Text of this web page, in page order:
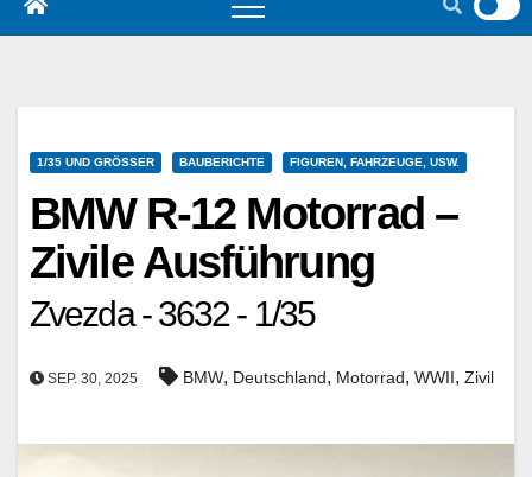
1/35 UND GRÖSSER BAUBERICHTE FIGUREN, FAHRZEUGE, USW.
BMW R-12 Motorrad –
Zivile Ausführung
Zvezda - 3632 - 1/35
SEP. 30, 2025 BMW, Deutschland, Motorrad, WWII, Zivil